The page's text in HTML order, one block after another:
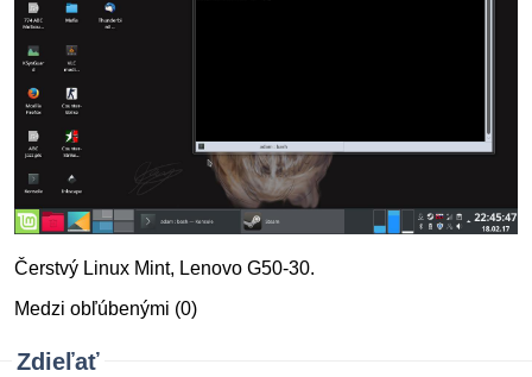
Čerstvý Linux Mint, Lenovo G50-30.
Medzi obľúbenými (0)
Zdieľať